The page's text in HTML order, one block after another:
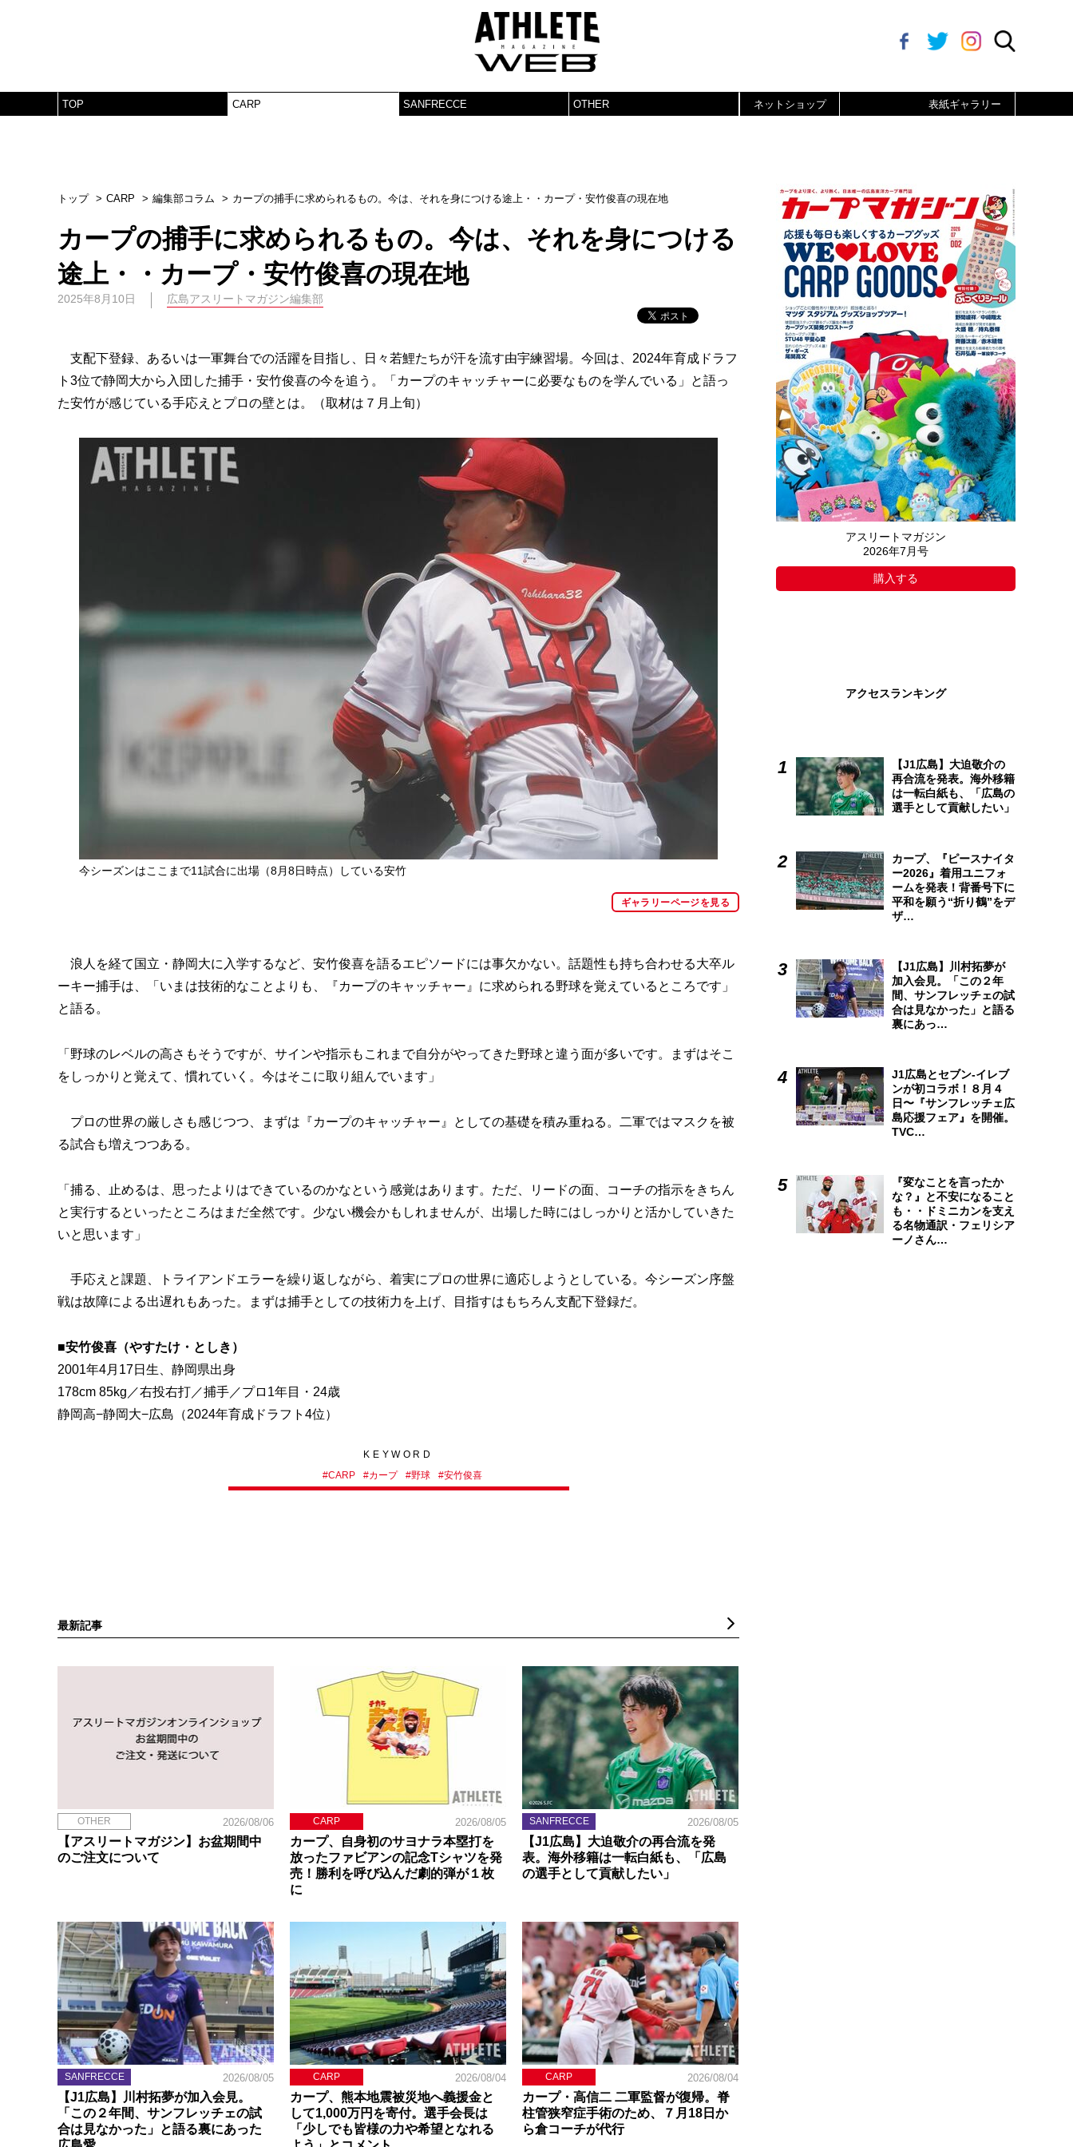
TOP CARP SANFRECCE OTHER ネットショップ 表紙ギャラリー
トップ CARP 編集部コラム カープの捕手に求められるもの。今は、それを身につける途上・・カープ・安竹俊喜の現在地
カープの捕手に求められるもの。今は、それを身につける
途上・・カープ・安竹俊喜の現在地
2025年8月10日 広島アスリートマガジン編集部
支配下登録、あるいは一軍舞台での活躍を目指し、日々若鯉たちが汗を流す由宇練習場。今回は、2024年育成ドラフ
ト3位で静岡大から入団した捕手・安竹俊喜の今を追う。「カープのキャッチャーに必要なものを学んでいる」と語っ
た安竹が感じている手応えとプロの壁とは。（取材は７月上旬）
今シーズンはここまで11試合に出場（8月8日時点）している安竹
ギャラリーページを見る
浪人を経て国立・静岡大に入学するなど、安竹俊喜を語るエピソードには事欠かない。話題性も持ち合わせる大卒ル
ーキー捕手は、「いまは技術的なことよりも、『カープのキャッチャー』に求められる野球を覚えているところです」
と語る。
「野球のレベルの高さもそうですが、サインや指示もこれまで自分がやってきた野球と違う面が多いです。まずはそこ
をしっかりと覚えて、慣れていく。今はそこに取り組んでいます」
プロの世界の厳しさも感じつつ、まずは『カープのキャッチャー』としての基礎を積み重ねる。二軍ではマスクを被
る試合も増えつつある。
「捕る、止めるは、思ったよりはできているのかなという感覚はあります。ただ、リードの面、コーチの指示をきちん
と実行するといったところはまだ全然です。少ない機会かもしれませんが、出場した時にはしっかりと活かしていきた
いと思います」
手応えと課題、トライアンドエラーを繰り返しながら、着実にプロの世界に適応しようとしている。今シーズン序盤
戦は故障による出遅れもあった。まずは捕手としての技術力を上げ、目指すはもちろん支配下登録だ。
■安竹俊喜（やすたけ・としき）
2001年4月17日生、静岡県出身
178cm 85kg／右投右打／捕手／プロ1年目・24歳
静岡高−静岡大−広島（2024年育成ドラフト4位）
KEYWORD
#CARP #カープ #野球 #安竹俊喜
最新記事
OTHER 2026/08/06
【アスリートマガジン】お盆期間中
のご注文について
CARP 2026/08/05
カープ、自身初のサヨナラ本塁打を
放ったファビアンの記念Tシャツを発
売！勝利を呼び込んだ劇的弾が１枚
に
SANFRECCE 2026/08/05
【J1広島】大迫敬介の再合流を発
表。海外移籍は一転白紙も、「広島
の選手として貢献したい」
SANFRECCE 2026/08/05
【J1広島】川村拓夢が加入会見。
「この２年間、サンフレッチェの試
合は見なかった」と語る裏にあった
CARP 2026/08/04
カープ、熊本地震被災地へ義援金と
して1,000万円を寄付。選手会長は
「少しでも皆様の力や希望となれる
CARP 2026/08/04
カープ・高信二 二軍監督が復帰。脊
柱管狭窄症手術のため、７月18日か
ら倉コーチが代行
アスリートマガジン
2026年7月号
購入する
アクセスランキング
【J1広島】大迫敬介の
再合流を発表。海外移籍
は一転白紙も、「広島の
選手として貢献したい」
カープ、『ピースナイタ
ー2026』着用ユニフォ
ームを発表！背番号下に
平和を願う“折り鶴”をデ
ザ…
【J1広島】川村拓夢が
加入会見。「この２年
間、サンフレッチェの試
合は見なかった」と語る
裏にあっ…
J1広島とセブン-イレブ
ンが初コラボ！８月４
日〜『サンフレッチェ広
島応援フェア』を開催。
TVC…
『変なことを言ったか
な？』と不安になること
も・・ドミニカンを支え
る名物通訳・フェリシア
ーノさん…